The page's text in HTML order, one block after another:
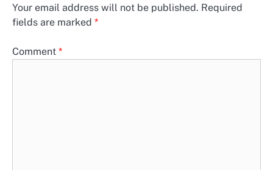
Your email address will not be published. Required
fields are marked *
Comment *